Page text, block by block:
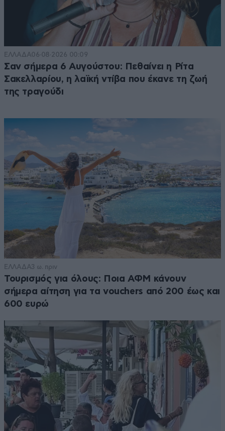
ΕΛΛΑΔΑ06·08·2026 00:09
Σαν σήμερα 6 Αυγούστου: Πεθαίνει η Ρίτα
Σακελλαρίου, η λαϊκή ντίβα που έκανε τη ζωή
της τραγούδι
ΕΛΛΑΔΑ3 ω. πριν
Τουρισμός για όλους: Ποια ΑΦΜ κάνουν
σήμερα αίτηση για τα vouchers από 200 έως και
600 ευρώ